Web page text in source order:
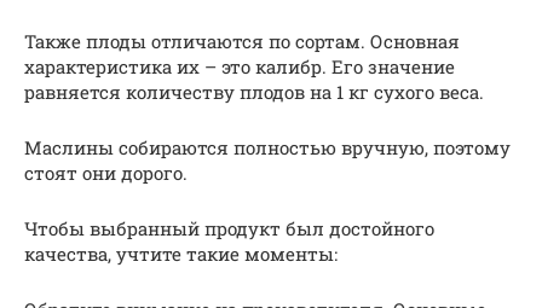
Также плоды отличаются по сортам. Основная
характеристика их – это калибр. Его значение
равняется количеству плодов на 1 кг сухого веса.
Маслины собираются полностью вручную, поэтому
стоят они дорого.
Чтобы выбранный продукт был достойного
качества, учтите такие моменты: